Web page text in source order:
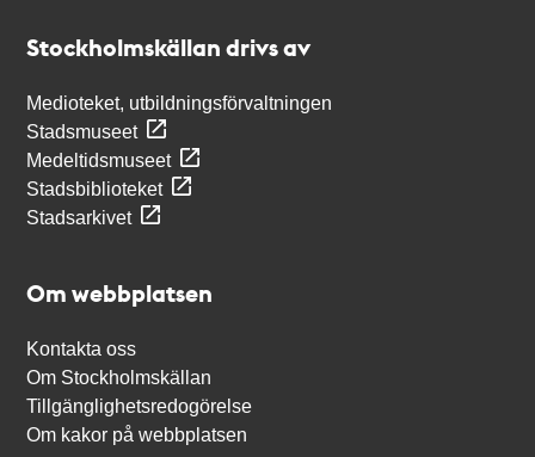
Stockholmskällan drivs av
Medioteket, utbildningsförvaltningen
Stadsmuseet
Medeltidsmuseet
Stadsbiblioteket
Stadsarkivet
Om webbplatsen
Kontakta oss
Om Stockholmskällan
Tillgänglighetsredogörelse
Om kakor på webbplatsen